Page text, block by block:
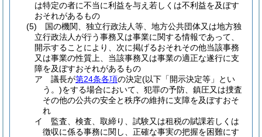
は特定の者に不当に利益を与え若しくは不利益を及ぼす
おそれがあるもの
(5)
国の機関、独立行政法人等、地方公共団体又は地方独
立行政法人が行う事務又は事業に関する情報であって、
開示することにより、次に掲げるおそれその他当該事務
又は事業の性質上、当該事務又は事業の適正な遂行に支
障を及ぼすおそれがあるもの
ア
議長が第24条各項の決定(以下「開示決定等」とい
う。)をする場合において、犯罪の予防、鎮圧又は捜査
その他の公共の安全と秩序の維持に支障を及ぼすおそ
れ
イ
監査、検査、取締り、試験又は租税の賦課若しくは
徴収に係る事務に関し、正確な事実の把握を困難にす